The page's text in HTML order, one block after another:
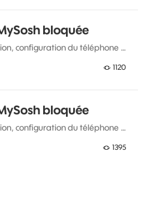
bloquée
configuration du téléphone …
1120
bloquée
configuration du téléphone …
1395